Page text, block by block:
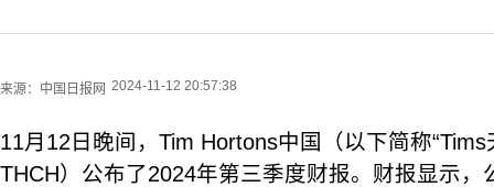
来源： 中国日报网 2024-11-12 20:57:38
11月12日晚间，Tim Hortons中国（以下简称
THCH）公布了2024年第三季度财报。财报显示，